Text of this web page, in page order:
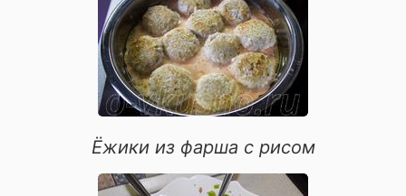
для иммунитета
Ёжики из фарша с рисом